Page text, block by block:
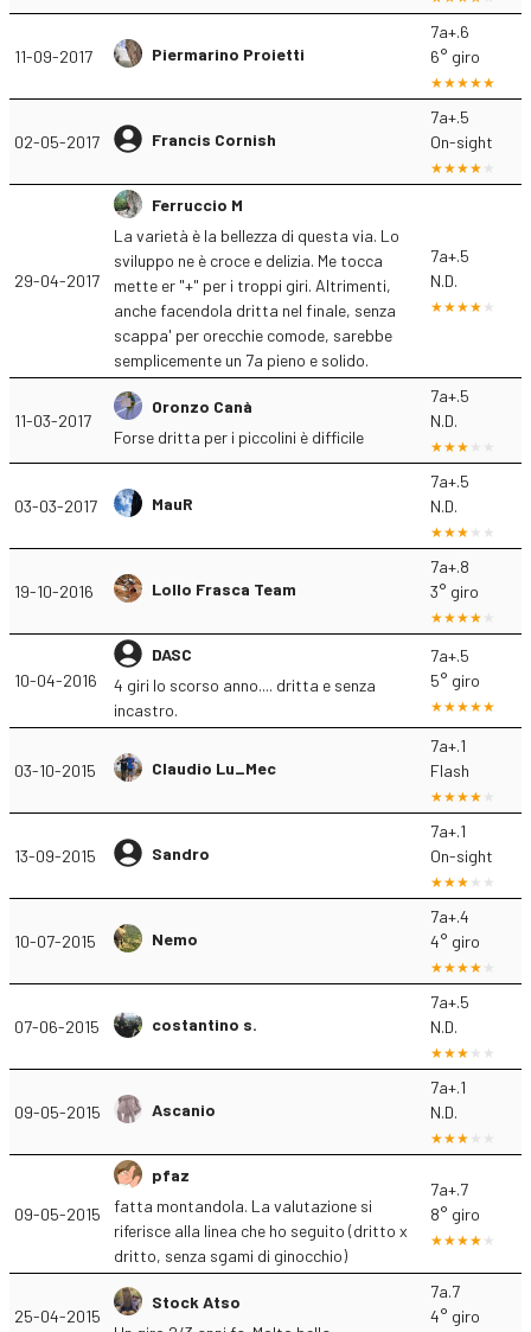
11-09-2017 Piermarino Proietti
7a+.6
6° giro
02-05-2017 Francis Cornish
7a+.5
On-sight
29-04-2017
Ferruccio M
La varietà è la bellezza di questa via. Lo
sviluppo ne è croce e delizia. Me tocca
mette er "+" per i troppi giri. Altrimenti,
anche facendola dritta nel finale, senza
scappa' per orecchie comode, sarebbe
semplicemente un 7a pieno e solido.
7a+.5
N.D.
11-03-2017
Oronzo Canà
Forse dritta per i piccolini è difficile
7a+.5
N.D.
03-03-2017 MauR
7a+.5
N.D.
19-10-2016 Lollo Frasca Team
7a+.8
3° giro
10-04-2016
DASC
4 giri lo scorso anno.... dritta e senza
incastro.
7a+.5
5° giro
03-10-2015 Claudio Lu_Mec
7a+.1
Flash
13-09-2015 Sandro
7a+.1
On-sight
10-07-2015 Nemo
7a+.4
4° giro
07-06-2015 costantino s.
7a+.5
N.D.
09-05-2015 Ascanio
7a+.1
N.D.
09-05-2015
pfaz
fatta montandola. La valutazione si
riferisce alla linea che ho seguito (dritto x
dritto, senza sgami di ginocchio)
7a+.7
8° giro
25-04-2015
Stock Atso
7a.7
4° giro